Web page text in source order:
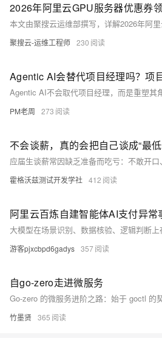
聚搜云-运维工程师 230
Agentic AI会替代项目经理吗？项
PM老周 273
不会谈薪，真的会把自己谈成“最
霍格沃兹测试开发学社 412
阿里云百炼自建智能体AI支付异
游客pjxcbpd6gadys 357
自go-zero走进微服务
竹墨贤 365